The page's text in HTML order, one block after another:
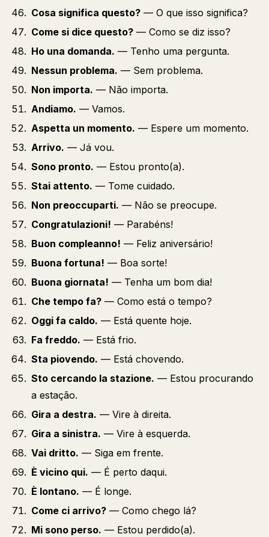
Cosa significa questo? — O que isso significa?
Come si dice questo? — Como se diz isso?
Ho una domanda. — Tenho uma pergunta.
Nessun problema. — Sem problema.
Non importa. — Não importa.
Andiamo. — Vamos.
Aspetta un momento. — Espere um momento.
Arrivo. — Já vou.
Sono pronto. — Estou pronto(a).
Stai attento. — Tome cuidado.
Non preoccuparti. — Não se preocupe.
Congratulazioni! — Parabéns!
Buon compleanno! — Feliz aniversário!
Buona fortuna! — Boa sorte!
Buona giornata! — Tenha um bom dia!
Che tempo fa? — Como está o tempo?
Oggi fa caldo. — Está quente hoje.
Fa freddo. — Está frio.
Sta piovendo. — Está chovendo.
Sto cercando la stazione. — Estou procurando
a estação.
Gira a destra. — Vire à direita.
Gira a sinistra. — Vire à esquerda.
Vai dritto. — Siga em frente.
È vicino qui. — É perto daqui.
È lontano. — É longe.
Come ci arrivo? — Como chego lá?
Mi sono perso. — Estou perdido(a).